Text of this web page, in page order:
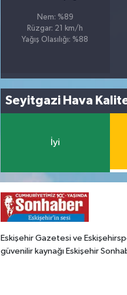
Nem: %89
Rüzgar: 21 km/h
Yağış Olasılığı: %88
Seyitgazi Hava
İyi
Eskişehir Gazetesi ve
güvenilir kaynağı Eskişehir